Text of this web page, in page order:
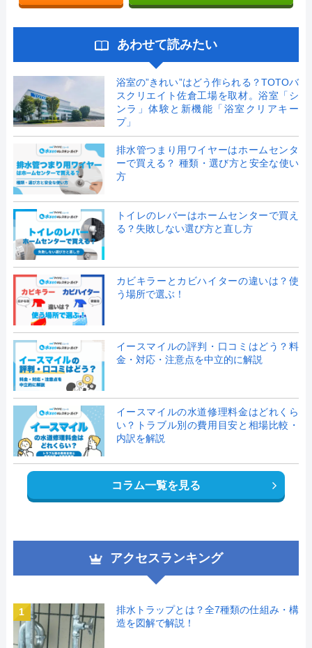
あわせて読みたい
浴室の”きれい”はどう作られる？TOTOバ
スクリエイト佐倉工場を取材。浴室「シ
ンラ」体験と新機能「浴室クリアキー
プ」
排水管つまり用ワイヤーはホームセンタ
ーで買える？ 種類・選び方と安全な使い
方
トイレのレバーはホームセンターで買え
る？失敗しない選び方と直し方
カビキラーとカビハイターの違いは？使
う場所で選ぶ！
イースマイルの評判・口コミはどう？料
金・対応・注意点を中立的に解説
イースマイルの水道修理料金はどれくら
い？トラブル別の費用目安と相場比較・
内訳を解説
コラム一覧を見る
アクセスランキング
1
排水トラップとは？全7種類の仕組み・構
造を図解で解説！